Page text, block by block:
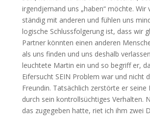
irgendjemand uns „haben“ möchte. Wir
ständig mit anderen und fühlen uns
logische Schlussfolgerung ist, dass wir
Partner könnten einen anderen
als uns finden und uns deshalb
leuchtete Martin ein und so begriff er,
Eifersucht SEIN Problem war und nicht
Freundin. Tatsächlich zerstörte er seine
durch sein kontrollsüchtiges Verhalten.
das zugegeben hatte, riet ich ihm zwei